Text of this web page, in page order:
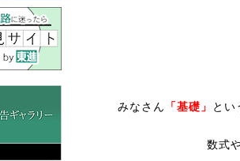
みなさん 「基礎」 とい
数式